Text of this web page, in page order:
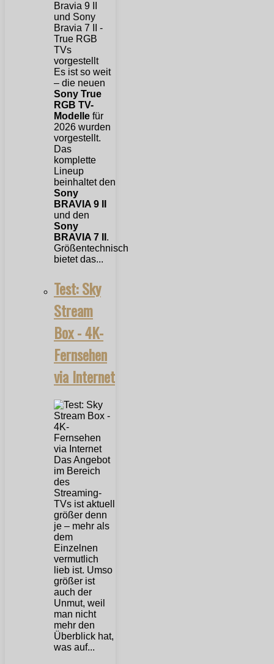
Es ist so weit
– die neuen
Sony True
RGB TV-
Modelle für
2026 wurden
vorgestellt.
Das
komplette
Lineup
beinhaltet den
Sony
BRAVIA 9 II
und den
Sony
BRAVIA 7 II .
Größentechnisch
bietet das...
Test: Sky
Stream
Box - 4K-
Fernsehen
via Internet
Das Angebot
im Bereich
des
Streaming-
TVs ist aktuell
größer denn
je – mehr als
dem
Einzelnen
vermutlich
lieb ist. Umso
größer ist
auch der
Unmut, weil
man nicht
mehr den
Überblick hat,
was auf...